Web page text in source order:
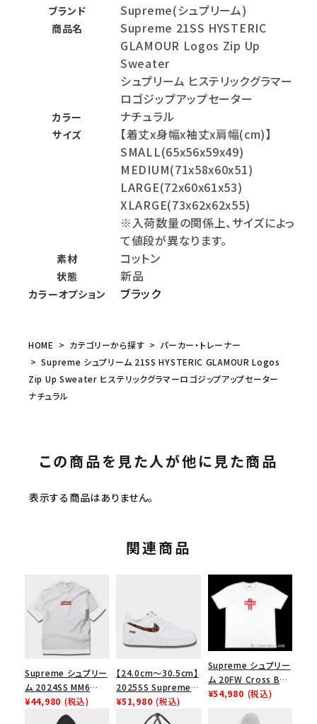
ブランド Supreme(シュプリーム)
商品名
Supreme 21SS HYSTERIC
GLAMOUR Logos Zip Up
Sweater
シュプリーム ヒステリックグラマー
ロゴジップアップセーター
カラー ナチュラル
サイズ
【着丈x身幅x袖丈x肩幅(cm)】
SMALL(65x56x59x49)
MEDIUM(71x58x60x51)
LARGE(72x60x61x53)
XLARGE(73x62x62x55)
※入荷数量の関係上、サイズによっ
て値段が異なります。
素材 コットン
状態 新品
カラーオプション ブラック
HOME カテゴリーから探す
パーカー・トレーナー
Supreme シュプリーム 21SS HYSTERIC GLAMOUR Logos
Zip Up Sweater ヒステリックグラマーロゴジップアップセーター
ナチュラル
この商品を見た人が他に見た商品
表示する商品はありません。
関連商品
Supreme シュプリー
ム 2024SS MM6
Maison Margiela
Box Logo Tee MM6
¥44,980 (税込)
【24.0cm～30.5cm】
2025SS Supreme
GOODENOUGH
Nike Air Force 1
¥51,980 (税込)
Supreme シュプリー
ム 20FW Cross Box
Logo Tee クロスボ
¥54,980 (税込)